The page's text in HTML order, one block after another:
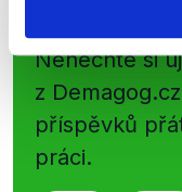
Nenechte si
z
příspěvků
práci.